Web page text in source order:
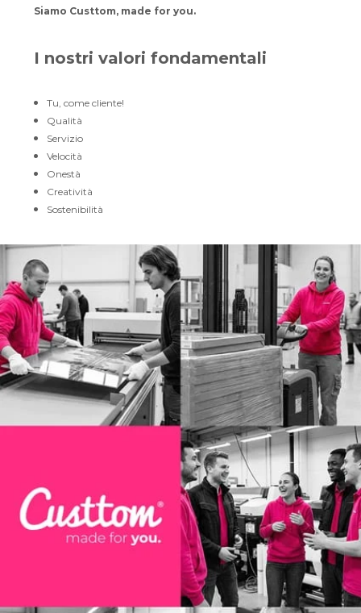
Siamo Custtom, made for you.
I nostri valori fondamentali
Tu, come cliente!
Qualità
Servizio
Velocità
Onestà
Creatività
Sostenibilità